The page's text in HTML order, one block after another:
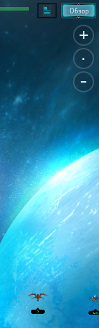
+
.
-
Обзор